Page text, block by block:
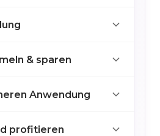
& sparen
Anwendung
profitieren